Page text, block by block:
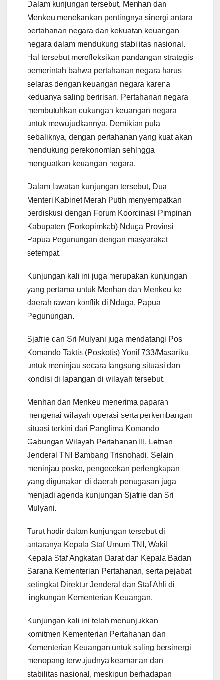
Dalam kunjungan tersebut, Menhan dan
Menkeu menekankan pentingnya sinergi antara
pertahanan negara dan kekuatan keuangan
negara dalam mendukung stabilitas nasional.
Hal tersebut merefleksikan pandangan strategis
pemerintah bahwa pertahanan negara harus
selaras dengan keuangan negara karena
keduanya saling beririsan. Pertahanan negara
membutuhkan dukungan keuangan negara
untuk mewujudkannya. Demikian pula
sebaliknya, dengan pertahanan yang kuat akan
mendukung perekonomian sehingga
menguatkan keuangan negara.
Dalam lawatan kunjungan tersebut, Dua
Menteri Kabinet Merah Putih menyempatkan
berdiskusi dengan Forum Koordinasi Pimpinan
Kabupaten (Forkopimkab) Nduga Provinsi
Papua Pegunungan dengan masyarakat
setempat.
Kunjungan kali ini juga merupakan kunjungan
yang pertama untuk Menhan dan Menkeu ke
daerah rawan konflik di Nduga, Papua
Pegunungan.
Sjafrie dan Sri Mulyani juga mendatangi Pos
Komando Taktis (Poskotis) Yonif 733/Masariku
untuk meninjau secara langsung situasi dan
kondisi di lapangan di wilayah tersebut.
Menhan dan Menkeu menerima paparan
mengenai wilayah operasi serta perkembangan
situasi terkini dari Panglima Komando
Gabungan Wilayah Pertahanan III, Letnan
Jenderal TNI Bambang Trisnohadi. Selain
meninjau posko, pengecekan perlengkapan
yang digunakan di daerah penugasan juga
menjadi agenda kunjungan Sjafrie dan Sri
Mulyani.
Turut hadir dalam kunjungan tersebut di
antaranya Kepala Staf Umum TNI, Wakil
Kepala Staf Angkatan Darat dan Kepala Badan
Sarana Kementerian Pertahanan, serta pejabat
setingkat Direktur Jenderal dan Staf Ahli di
lingkungan Kementerian Keuangan.
Kunjungan kali ini telah menunjukkan
komitmen Kementerian Pertahanan dan
Kementerian Keuangan untuk saling bersinergi
menopang terwujudnya keamanan dan
stabilitas nasional, meskipun berhadapan